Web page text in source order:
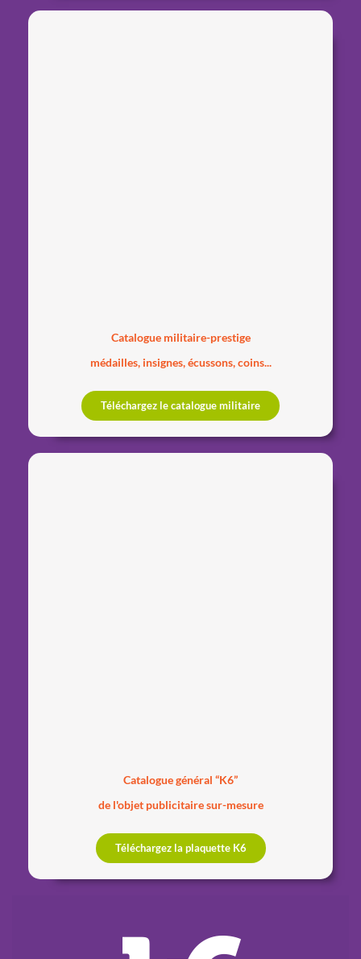
Catalogue militaire-prestige
médailles, insignes, écussons, coins...
Téléchargez le catalogue militaire
Catalogue général “K6”
de l'objet publicitaire sur-mesure
Téléchargez la plaquette K6